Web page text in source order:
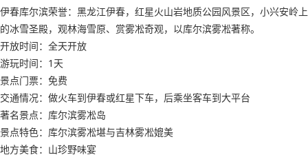
伊春库尔滨荣誉：黑龙江伊春，红星火山岩地质公园风景区，小兴安岭上
的冰雪圣殿，观林海雪原、赏雾凇奇观，以库尔滨雾凇著称。
开放时间：全天开放
游玩时间：1天
景点门票：免费
交通情况：做火车到伊春或红星下车，后乘坐客车到大平台
著名景点：库尔滨雾凇岛
景点特色：库尔滨雾凇堪与吉林雾凇媲美
地方美食：山珍野味宴